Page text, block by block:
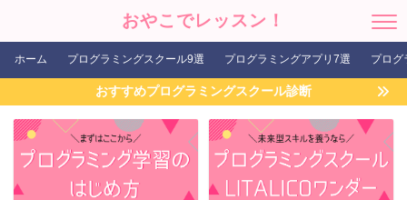
おやこでレッスン！
ホーム プログラミングスクール9選 プログラミングアプリ7選 プログ
おすすめプログラミングスクール診断